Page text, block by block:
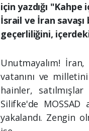
için yazdığı "Kahpe
İsrail ve İran
geçerliliğini,
Unutmayalım!
vatanını ve
hainler,
Silifke'de
yakalandı. Zengin